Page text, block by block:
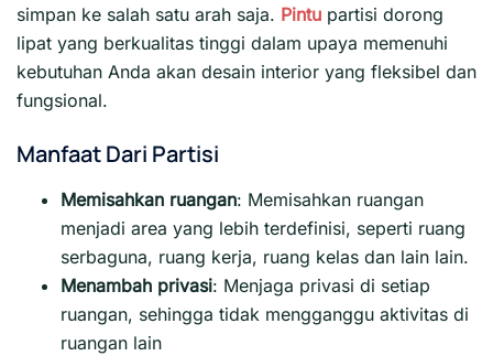
simpan ke salah satu arah saja. Pintu partisi dorong
lipat yang berkualitas tinggi dalam upaya memenuhi
kebutuhan Anda akan desain interior yang fleksibel dan
fungsional.
Manfaat Dari Partisi
Memisahkan ruangan: Memisahkan ruangan
menjadi area yang lebih terdefinisi, seperti ruang
serbaguna, ruang kerja, ruang kelas dan lain lain.
Menambah privasi: Menjaga privasi di setiap
ruangan, sehingga tidak mengganggu aktivitas di
ruangan lain